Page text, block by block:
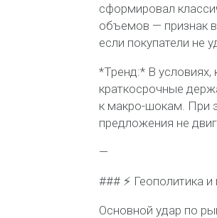
сформировал
объемов — признак
если покупатели не
*Тренд:* В
краткосрочные
к макро-шокам. При
предложения не
—
### ⚡️ Геополитика
Основной удар по